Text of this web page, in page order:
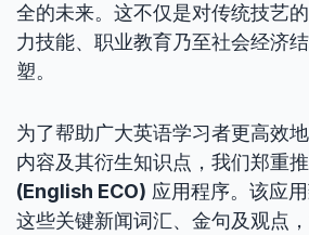
全的未来。这不仅是对传统技艺
力技能、职业教育乃至社会经济
塑。
为了帮助广大英语学习者更高效
内容及其衍生知识点，我们郑重
(English ECO) 应用程序。该应
这些关键新闻词汇、金句及观点